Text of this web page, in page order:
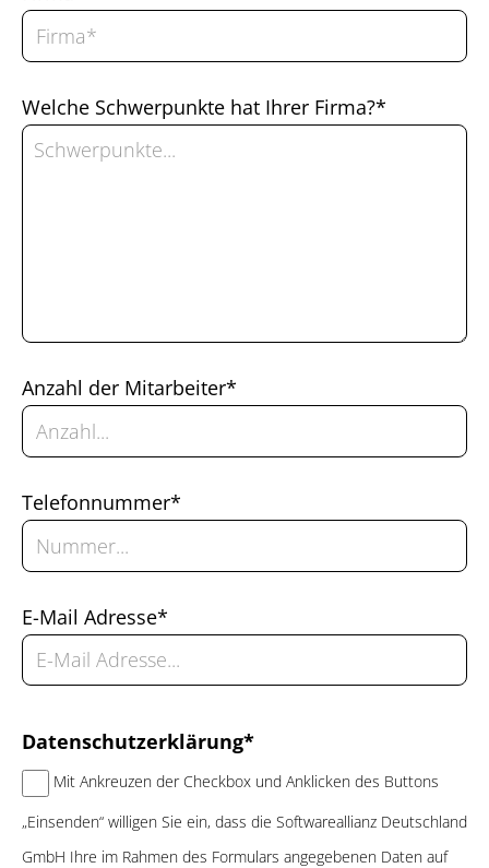
Welche Schwerpunkte hat Ihrer Firma?*
Anzahl der Mitarbeiter*
Telefonnummer*
E-Mail Adresse*
Datenschutzerklärung*
Mit Ankreuzen der Checkbox und Anklicken des Buttons
„Einsenden“ willigen Sie ein, dass die Softwareallianz Deutschland
GmbH Ihre im Rahmen des Formulars angegebenen Daten auf